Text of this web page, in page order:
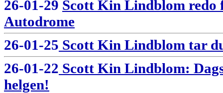
26-01-29 Scott Kin Lindblom redo
Autodrome
26-01-25 Scott Kin Lindblom tar
26-01-22 Scott Kin Lindblom:
helgen!